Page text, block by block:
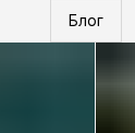
Блог